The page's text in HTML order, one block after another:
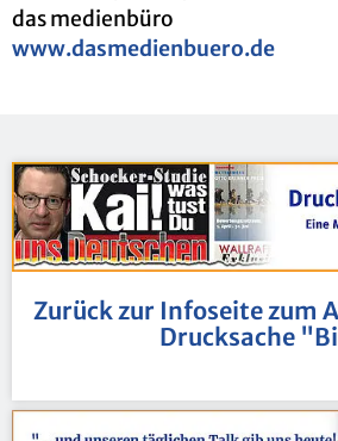
das me­di­en­bü­ro
www.​das​medi​enbu​ero.​de
Zu­rück zur In­fo­sei­te zum
Druck­sa­che